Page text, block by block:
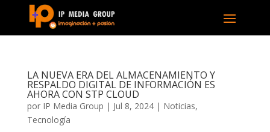
LA NUEVA ERA DEL ALMACENAMIENTO Y
RESPALDO DIGITAL DE INFORMACIÓN ES
AHORA CON STP CLOUD
por IP Media Group | Jul 8, 2024| Noticias,
Tecnología